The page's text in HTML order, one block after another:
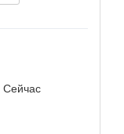
Сейчас